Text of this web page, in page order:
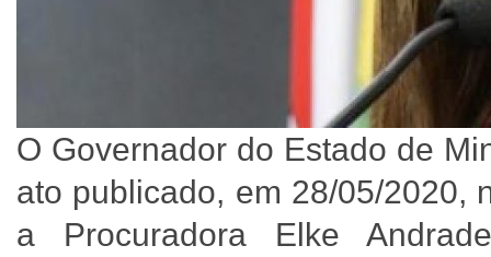
O Governador do Estado de
ato publicado, em 28/05/2020,
a Procuradora Elke